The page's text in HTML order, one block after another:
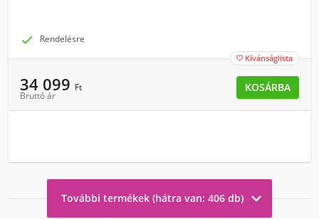
 Rendelésre
 Kívánságlista
34 099 Ft
Bruttó ár
KOSÁRBA
További termékek (hátra van: 406 db) 